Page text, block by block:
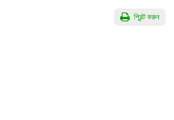
প্রিন্ট করুন